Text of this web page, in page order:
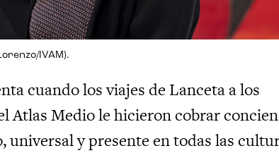
IVAM).
cuando los viajes de Lanceta a los
Atlas Medio le hicieron cobrar
universal y presente en todas las